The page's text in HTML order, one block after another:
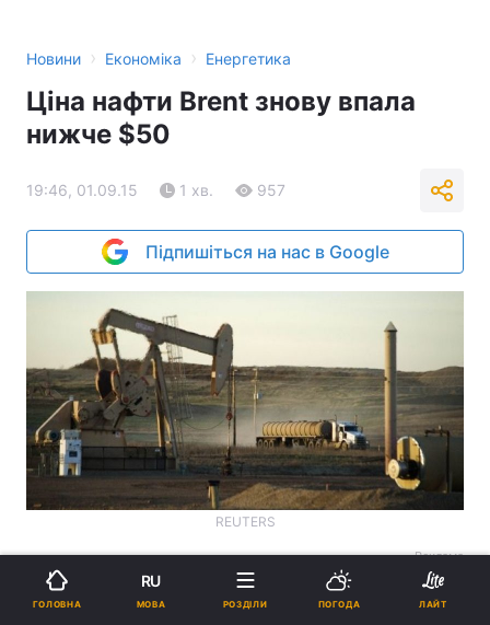
Новини › Економіка › Енергетика
Ціна нафти Brent знову впала
нижче $50
19:46, 01.09.15 1 хв. 957
Підпишіться на нас в Google
REUTERS
Реклама
ГОЛОВНА
RU
МОВА РОЗДІЛИ ПОГОДА ЛАЙТ